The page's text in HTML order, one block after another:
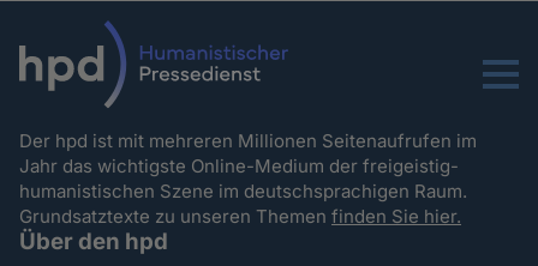
Menu
Der hpd ist mit mehreren Millionen Seitenaufrufen im
Jahr das wichtigste Online-Medium der freigeistig-
humanistischen Szene im deutschsprachigen Raum.
Grundsatztexte zu unseren Themenfinden Sie hier.
Über den hpd